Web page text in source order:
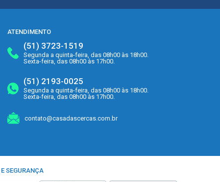
ATENDIMENTO
(51) 3723-1519
Segunda a quinta-feira, das 08h00 às 18h00.
Sexta-feira, das 08h00 às 17h00.
(51) 2193-0025
Segunda a quinta-feira, das 08h00 às 18h00.
Sexta-feira, das 08h00 às 17h00.
contato@casadascercas.com.br
SEGURANÇA